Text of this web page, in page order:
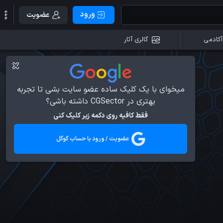
ورود عضویت
آکادمی گالری آثار
میخوای با یک کلیک ساده عضو سایت بشی تا تجربه
بهتری در CGSector داشته باشی؟
فقط کافیه روی دکمه زیر کلیک کنی
عضویت / ورود با حساب گوگل